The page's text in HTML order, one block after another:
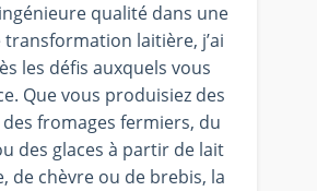
qualité dans une
transformation laitière, j’ai
les défis auxquels vous
Que vous produisiez des
fromages fermiers, du
des glaces à partir de lait
de chèvre ou de brebis, la